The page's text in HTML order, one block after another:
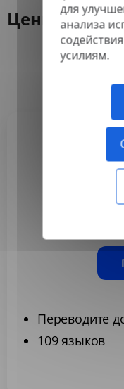
для
анализа
усилиям.
Цены
Переводите
109 языков